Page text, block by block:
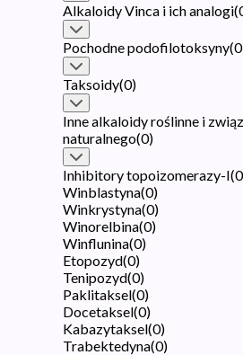
Alkaloidy Vinca i ich analogi(
Pochodne podofilotoksyny(0
Taksoidy(0)
Inne alkaloidy roślinne i
naturalnego(0)
Inhibitory topoizomerazy-I(0
Winblastyna(0)
Winkrystyna(0)
Winorelbina(0)
Winflunina(0)
Etopozyd(0)
Tenipozyd(0)
Paklitaksel(0)
Docetaksel(0)
Kabazytaksel(0)
Trabektedyna(0)